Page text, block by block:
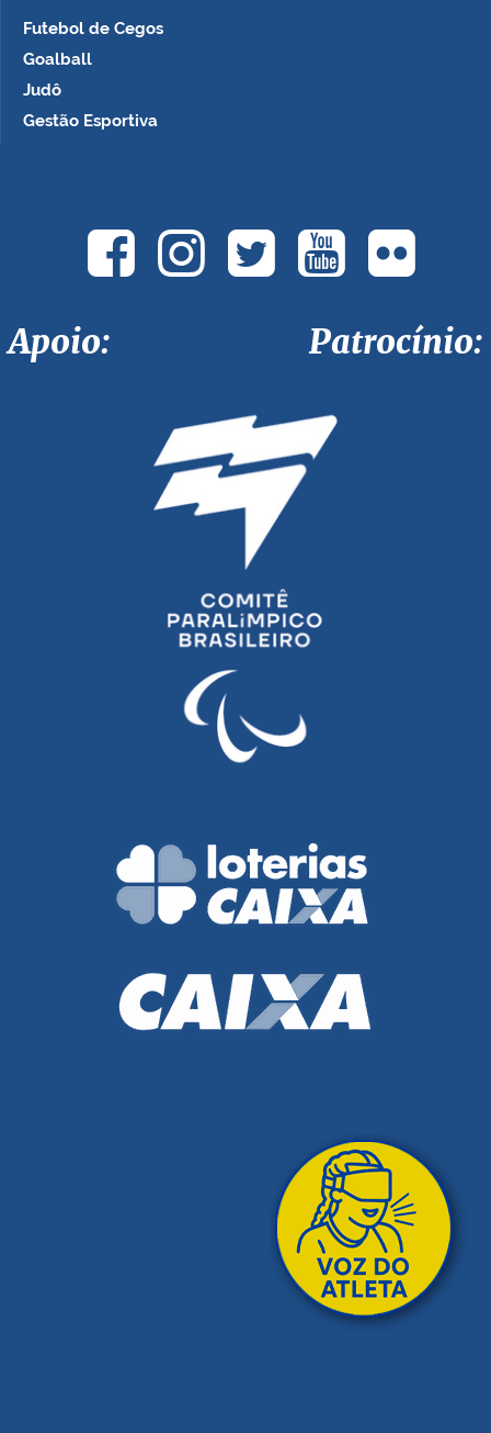
Futebol de Cegos
Goalball
Judô
Gestão Esportiva
Apoio: Patrocínio: